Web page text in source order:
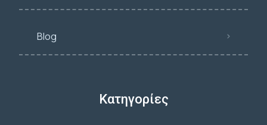
Blog
Κατηγορίες